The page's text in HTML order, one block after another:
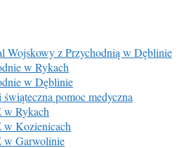
Wojskowy z Przychodnią w Dęblinie
w Rykach
w Dęblinie
pomoc medyczna
w Rykach
w Kozienicach
w Garwolinie